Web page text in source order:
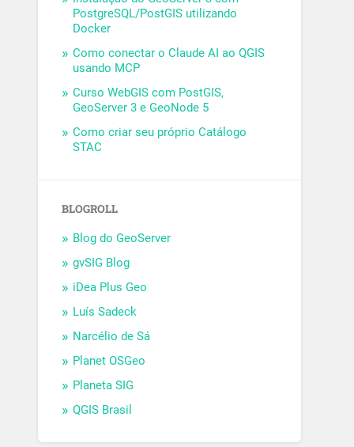
PostgreSQL/PostGIS utilizando
Docker
Como conectar o Claude AI ao QGIS
usando MCP
Curso WebGIS com PostGIS,
GeoServer 3 e GeoNode 5
Como criar seu próprio Catálogo
STAC
BLOGROLL
Blog do GeoServer
gvSIG Blog
iDea Plus Geo
Luís Sadeck
Narcélio de Sá
Planet OSGeo
Planeta SIG
QGIS Brasil